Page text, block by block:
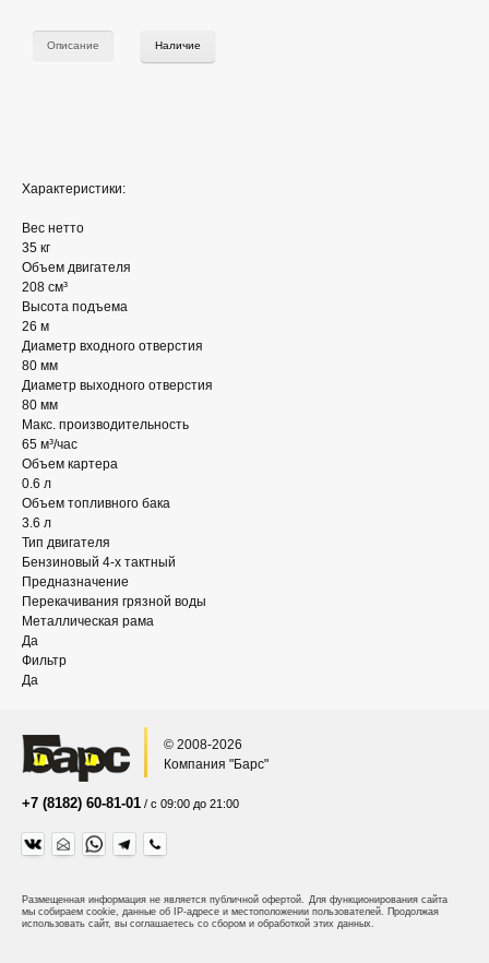
Описание Наличие
Характеристики:
Вес нетто
35 кг
Объем двигателя
208 см³
Высота подъема
26 м
Диаметр входного отверстия
80 мм
Диаметр выходного отверстия
80 мм
Макс. производительность
65 м³/час
Объем картера
0.6 л
Объем топливного бака
3.6 л
Тип двигателя
Бензиновый 4-х тактный
Предназначение
Перекачивания грязной воды
Металлическая рама
Да
Фильтр
Да
© 2008-2026
Компания "Барс"
+7 (8182) 60-81-01 / с 09:00 до 21:00
Размещенная информация не является публичной офертой. Для функционирования сайта
мы собираем cookie, данные об IP-адресе и местоположении пользователей. Продолжая
использовать сайт, вы соглашаетесь со сбором и обработкой этих данных.